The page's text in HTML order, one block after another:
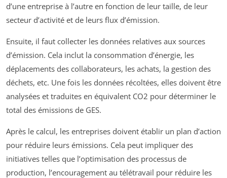
d’une entreprise à l’autre en fonction de leur taille, de leur
secteur d’activité et de leurs flux d’émission.
Ensuite, il faut collecter les données relatives aux sources
d’émission. Cela inclut la consommation d’énergie, les
déplacements des collaborateurs, les achats, la gestion des
déchets, etc. Une fois les données récoltées, elles doivent être
analysées et traduites en équivalent CO2 pour déterminer le
total des émissions de GES.
Après le calcul, les entreprises doivent établir un plan d’action
pour réduire leurs émissions. Cela peut impliquer des
initiatives telles que l’optimisation des processus de
production, l’encouragement au télétravail pour réduire les